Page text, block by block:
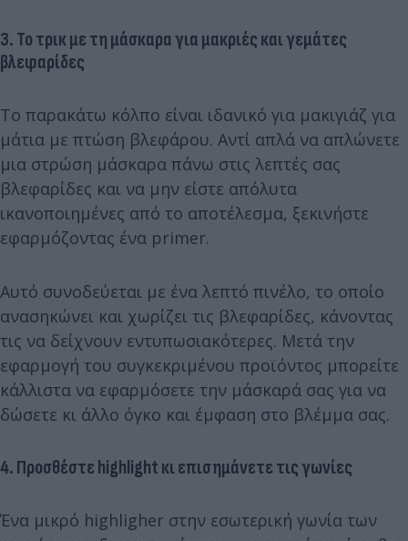
3. Το τρικ με τη μάσκαρα για μακριές και γεμάτες
βλεφαρίδες
Το παρακάτω κόλπο είναι ιδανικό για μακιγιάζ για
μάτια με πτώση βλεφάρου. Αντί απλά να απλώνετε
μια στρώση μάσκαρα πάνω στις λεπτές σας
βλεφαρίδες και να μην είστε απόλυτα
ικανοποιημένες από το αποτέλεσμα, ξεκινήστε
εφαρμόζοντας ένα primer.
Αυτό συνοδεύεται με ένα λεπτό πινέλο, το οποίο
ανασηκώνει και χωρίζει τις βλεφαρίδες, κάνοντας
τις να δείχνουν εντυπωσιακότερες. Μετά την
εφαρμογή του συγκεκριμένου προϊόντος μπορείτε
κάλλιστα να εφαρμόσετε την μάσκαρά σας για να
δώσετε κι άλλο όγκο και έμφαση στο βλέμμα σας.
4. Προσθέστε highlight κι επισημάνετε τις γωνίες
Ένα μικρό highligher στην εσωτερική γωνία των